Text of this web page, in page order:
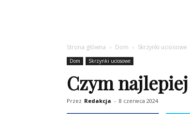
Strona główna Dom Skrzynki uciosowe
Dom Skrzynki uciosowe
Czym
Przez Redakcja - 8 czerwca 2024